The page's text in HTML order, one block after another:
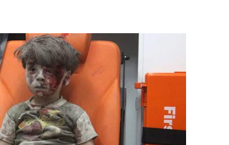
Larunbatean Plentziako Itsas
Martxa ospatuko da
2026/07/07
SOINUGELA: Paul McCartney eta
Ringo Starr-en lan berriak
2026/07/03